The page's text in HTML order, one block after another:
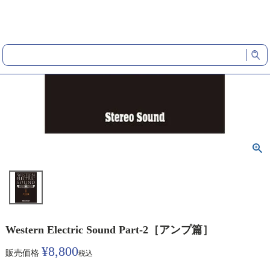
Western Electric Sound Part-2［アンプ篇］
販売価格 ¥8,800税込